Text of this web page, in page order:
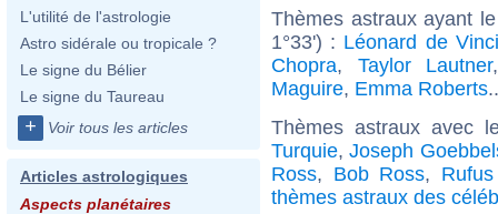
L'utilité de l'astrologie
Astro sidérale ou tropicale ?
Le signe du Bélier
Le signe du Taureau
+ Voir tous les articles
Articles astrologiques
Aspects planétaires
Thèmes astraux ayant
1°33') : Léonard de Vinci
Chopra, Taylor Lautner
Maguire, Emma Roberts
Thèmes astraux avec
Turquie,Joseph
Ross, Bob Ross,
thèmes astraux des